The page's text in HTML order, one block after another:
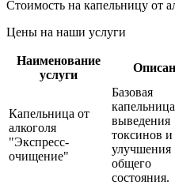
Стоимость на капельницу от
Цены на наши услуги
Наименование
услуги
Капельница от
алкоголя
"Экспресс-
очищение"
Базовая
выведения
токсинов и
улучшения
общего
состояния.